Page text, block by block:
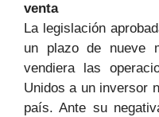
venta
La legislación
un plazo de nueve
vendiera las
Unidos a un inversor
país. Ante su